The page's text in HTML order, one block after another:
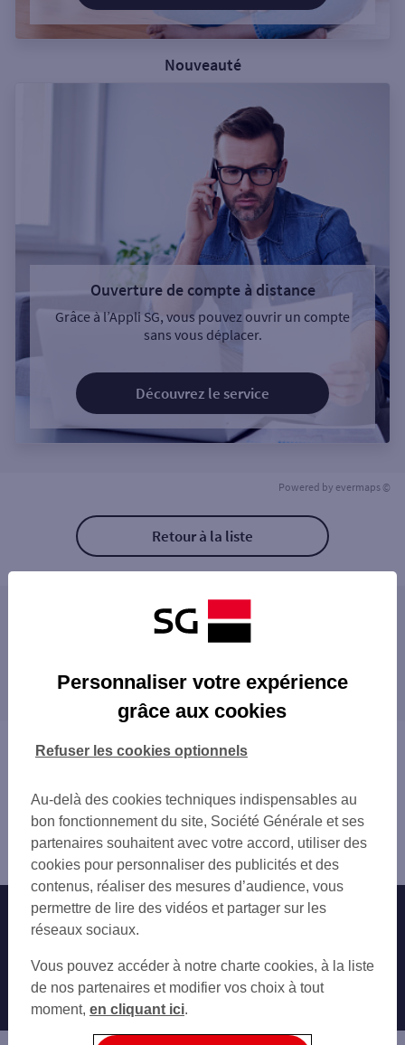
Nouveauté
Ouverture de compte à distance
Grâce à l’Appli SG, vous pouvez ouvrir un compte
sans vous déplacer.
Découvrez le service
Powered by evermaps ©
Retour à la liste
Les distributeurs/automates à proximité
CORNIMONT 34 RUE DE LA 3E DIA
TMP GERARDMER
GERARDMER 10 BD DE SAINT DIE
CASINO DE BUSSANG
METZERAL 7 PL DE LA MAIRIE
SUPER U FELLERING
LE THILLOT 5 PL MAL D LATTRE DE TAS
ST AMARIN 83 RUE CHARLES DE GAULLE
CORA REMIREMONT
MUNSTER 30 GD RUE
WILLER SUR THUR 1 RUE DU MAL JOFFRE
proximité
Vous êtes ici : Accueil
la Bresse
Distributeur/automate LA BRESSE 25 QUAI DES IRANEES
Nos engagements Nous contacter
Autres sites SG
Professionnels
Entreprises
Personnaliser votre expérience
grâce aux cookies
Au-delà des cookies techniques indispensables au
bon fonctionnement du site, Société Générale et ses
partenaires souhaitent avec votre accord, utiliser des
cookies pour personnaliser des publicités et des
contenus, réaliser des mesures d’audience, vous
permettre de lire des vidéos et partager sur les
réseaux sociaux.
Vous pouvez accéder à notre charte cookies, à la liste
de nos partenaires et modifier vos choix à tout
moment, en cliquant ici.
Refuser les cookies optionnels